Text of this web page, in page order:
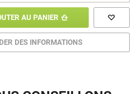
AU PANIER
DES INFORMATIONS